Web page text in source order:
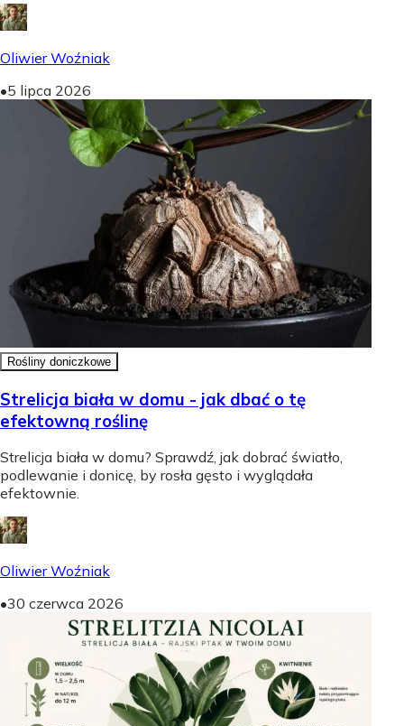
Oliwier Woźniak
•5 lipca 2026
Rośliny doniczkowe
Strelicja biała w domu - jak dbać o tę
efektowną roślinę
Strelicja biała w domu? Sprawdź, jak dobrać światło,
podlewanie i donicę, by rosła gęsto i wyglądała
efektownie.
Oliwier Woźniak
•30 czerwca 2026